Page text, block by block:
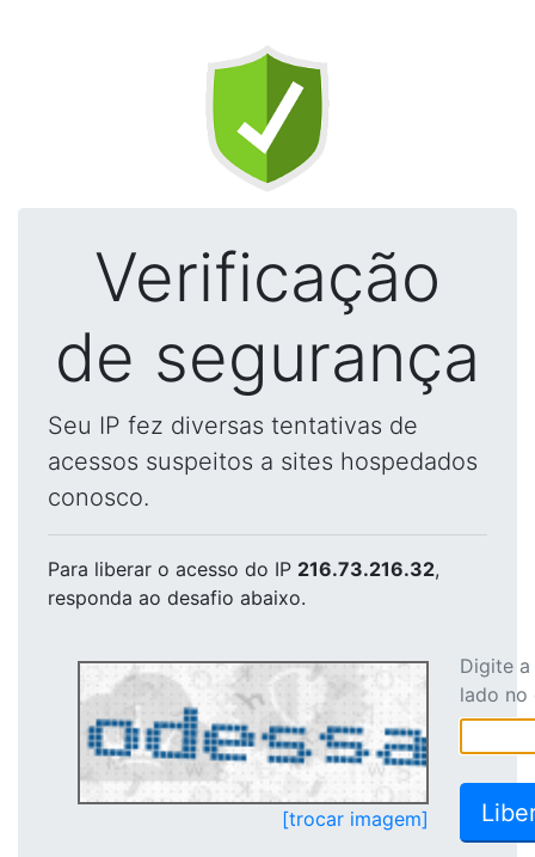
Verificação
de segurança
Seu IP fez diversas tentativas de
acessos suspeitos a sites hospedados
conosco.
Para liberar o acesso do IP 216.73.216.32,
responda ao desafio abaixo.
[trocar imagem]
Digite
lado no